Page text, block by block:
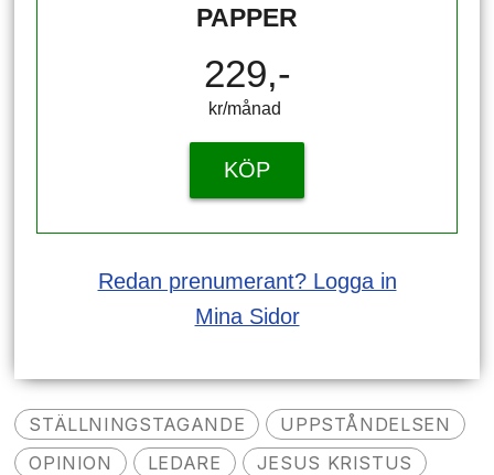
PAPPER
229,-
kr/månad ​​​​​​
KÖP
Redan prenumerant? Logga in
Mina Sidor
STÄLLNINGSTAGANDE
UPPSTÅNDELSEN
OPINION
LEDARE
JESUS KRISTUS